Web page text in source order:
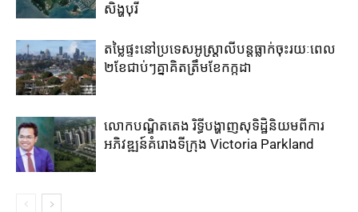
សិង្ហបុរី​
តម្លៃ​ផ្ទះ​នៅ​ប្រទេស​អូស្ត្រាលី​បន្ត​ធ្លាក់​ចុះ​រយៈ​ពេល​
២​ខែ​ជាប់ៗ​គ្នា​គិត​ត្រឹម​ខែ​កក្កដា​
លោកបណ្ឌិតតេង រិទ្ធីបង្ហាញសុទិដ្ឋិនិយមពីការ
អភិវឌ្ឍន៍គំរោងទីក្រុង Victoria Parkland